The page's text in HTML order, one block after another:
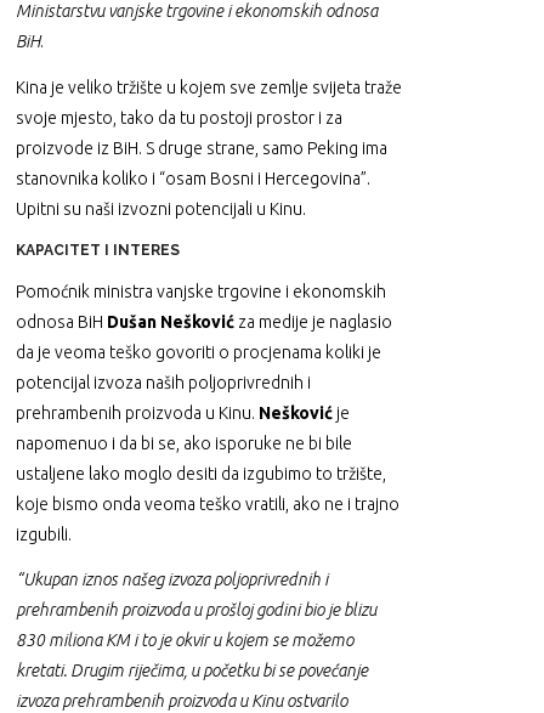
Ministarstvu vanjske trgovine i ekonomskih odnosa
BiH.
Kina je veliko tržište u kojem sve zemlje svijeta traže
svoje mjesto, tako da tu postoji prostor i za
proizvode iz BiH. S druge strane, samo Peking ima
stanovnika koliko i “osam Bosni i Hercegovina”.
Upitni su naši izvozni potencijali u Kinu.
KAPACITET I INTERES
Pomoćnik ministra vanjske trgovine i ekonomskih
odnosa BiH Dušan Nešković za medije je naglasio
da je veoma teško govoriti o procjenama koliki je
potencijal izvoza naših poljoprivrednih i
prehrambenih proizvoda u Kinu. Nešković je
napomenuo i da bi se, ako isporuke ne bi bile
ustaljene lako moglo desiti da izgubimo to tržište,
koje bismo onda veoma teško vratili, ako ne i trajno
izgubili.
“Ukupan iznos našeg izvoza poljoprivrednih i
prehrambenih proizvoda u prošloj godini bio je blizu
830 miliona KM i to je okvir u kojem se možemo
kretati. Drugim riječima, u početku bi se povećanje
izvoza prehrambenih proizvoda u Kinu ostvarilo